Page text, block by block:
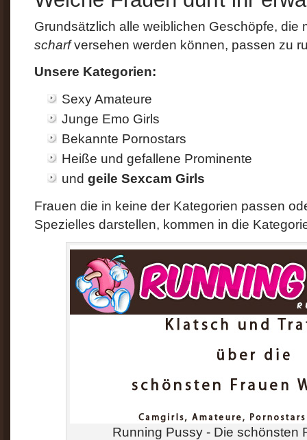
Grundsätzlich alle weiblichen Geschöpfe, die
scharfversehen werden können, passen zu
Unsere Kategorien:
Sexy Amateure
Junge Emo Girls
Bekannte Pornostars
Heiße und gefallene Prominente
und geile Sexcam Girls
Frauen die in keine der Kategorien passen
Spezielles darstellen, kommen in die
Running Pussy - Die schönsten